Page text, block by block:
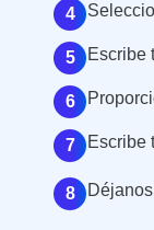
4
5 Escribe
6
7 Escribe
8